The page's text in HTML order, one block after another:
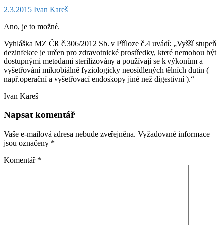
2.3.2015 Ivan Kareš
Ano, je to možné.
Vyhláška MZ ČR č.306/2012 Sb. v Příloze č.4 uvádí: „Vyšší stupeň
dezinfekce je určen pro zdravotnické prostředky, které nemohou být
dostupnými metodami sterilizovány a používají se k výkonům a
vyšetřování mikrobiálně fyziologicky neosídlených tělních dutin (
např.operační a vyšetřovací endoskopy jiné než digestivní ).“
Ivan Kareš
Napsat komentář
Vaše e-mailová adresa nebude zveřejněna. Vyžadované informace
jsou označeny *
Komentář *